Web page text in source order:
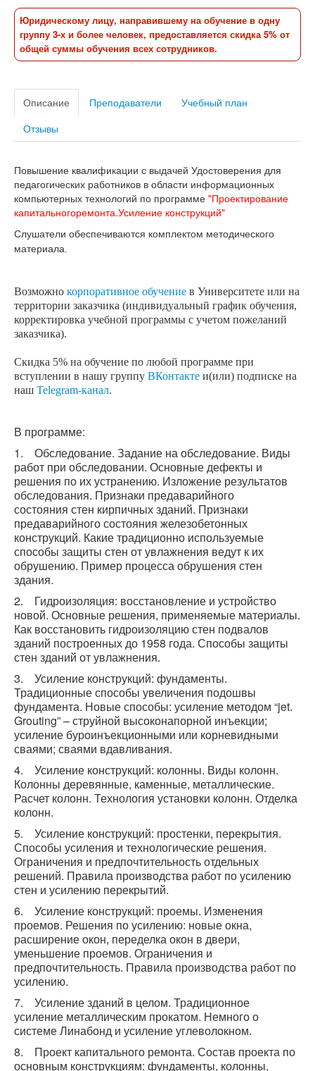
Юридическому лицу, направившему на обучение в одну
группу 3-х и более человек, предоставляется скидка 5% от
общей суммы обучения всех сотрудников.
Описание Преподаватели
Учебный план
Отзывы
Повышение квалификации с выдачей Удостоверения для
педагогических работников в области информационных
компьютерных технологий по программе "Проектирование
капитальногоремонта.Усиление конструкций"
Слушатели обеспечиваются комплектом методического
материала.
Возможно корпоративное обучение в Университете или на
территории заказчика (индивидуальный график обучения,
корректировка учебной программы с учетом пожеланий
заказчика).
Скидка 5% на обучение по любой программе при
вступлении в нашу группу ВКонтакте и(или) подписке на
наш Telegram-канал.
В программе:
1. Обследование. Задание на обследование. Виды
работ при обследовании. Основные дефекты и
решения по их устранению. Изложение результатов
обследования. Признаки предаварийного
состояния стен кирпичных зданий. Признаки
предаварийного состояния железобетонных
конструкций. Какие традиционно используемые
способы защиты стен от увлажнения ведут к их
обрушению. Пример процесса обрушения стен
здания.
2. Гидроизоляция: восстановление и устройство
новой. Основные решения, применяемые материалы.
Как восстановить гидроизоляцию стен подвалов
зданий построенных до 1958 года. Способы защиты
стен зданий от увлажнения.
3. Усиление конструкций: фундаменты.
Традиционные способы увеличения подошвы
фундамента. Новые способы: усиление методом “jet.
Grouting” – струйной высоконапорной инъекции;
усиление буроинъекционными или корневидными
сваями; сваями вдавливания.
4. Усиление конструкций: колонны. Виды колонн.
Колонны деревянные, каменные, металлические.
Расчет колонн. Технология установки колонн. Отделка
колонн.
5. Усиление конструкций: простенки, перекрытия.
Способы усиления и технологические решения.
Ограничения и предпочтительность отдельных
решений. Правила производства работ по усилению
стен и усилению перекрытий.
6. Усиление конструкций: проемы. Изменения
проемов. Решения по усилению: новые окна,
расширение окон, переделка окон в двери,
уменьшение проемов. Ограничения и
предпочтительность. Правила производства работ по
усилению.
7. Усиление зданий в целом. Традиционное
усиление металлическим прокатом. Немного о
системе Линабонд и усиление углеволокном.
8. Проект капитального ремонта. Состав проекта по
основным конструкциям: фундаменты, колонны,